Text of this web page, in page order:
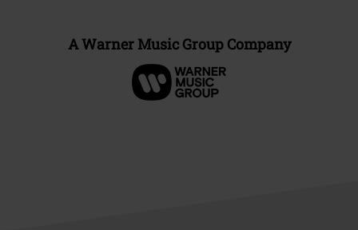
A Warner Music Group Company